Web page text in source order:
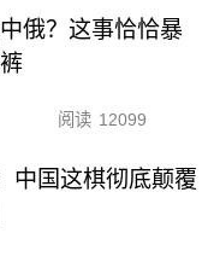
俄？这事恰恰暴
阅读 12099
中国这棋彻底颠覆